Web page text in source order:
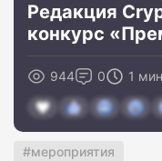
Редакция
конкурс
944 0 1 мин
мероприятия